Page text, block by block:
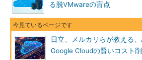
る脱VMwareの盲点
日立、メルカリらが教える、
Google Cloudの賢いコスト